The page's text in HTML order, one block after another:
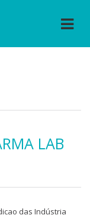
LAB
das Indústria